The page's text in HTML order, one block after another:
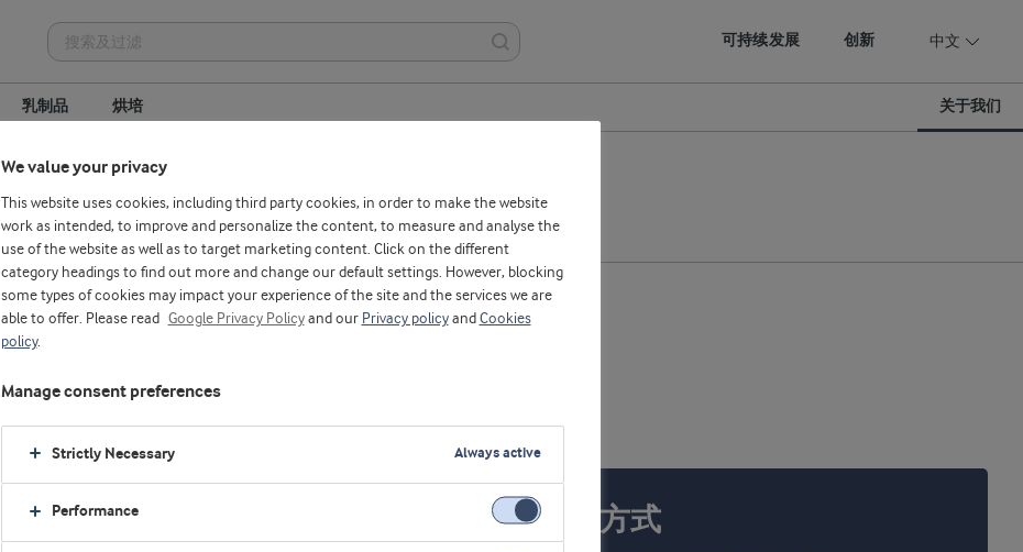
可持续发展 创新 中文
乳制品 烘培 关于我们
联系方式
We value your privacy
This website uses cookies, including third party cookies, in order to make the website
work as intended, to improve and personalize the content, to measure and analyse the
use of the website as well as to target marketing content. Click on the different
category headings to find out more and change our default settings. However, blocking
some types of cookies may impact your experience of the site and the services we are
able to offer. Please read
Google Privacy Policyand our Privacy policyand Cookies
policy.
Manage consent preferences
Strictly Necessary Always active
Performance